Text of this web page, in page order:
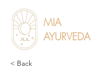
MIA
AYURVEDA
< Back